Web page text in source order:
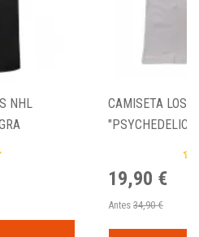
NHL
CAMISETA LOS
"PSYCHEDELIC
19,90 €
Antes 34,90 €